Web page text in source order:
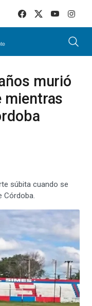
murió
mientras
súbita cuando se
Córdoba.